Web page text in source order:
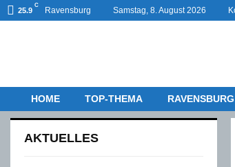
25.9
C
Ravensburg Samstag, 8. August 2026
HOME TOP-THEMA RAVENSBURG
AKTUELLES